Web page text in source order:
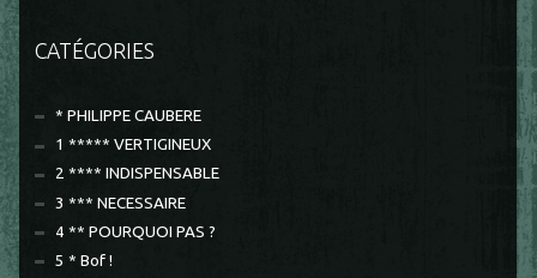
CATÉGORIES
* PHILIPPE CAUBERE
1 ***** VERTIGINEUX
2 **** INDISPENSABLE
3 *** NECESSAIRE
4 ** POURQUOI PAS ?
5 * Bof !